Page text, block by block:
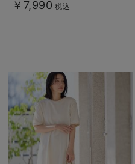
￥7,990 税込